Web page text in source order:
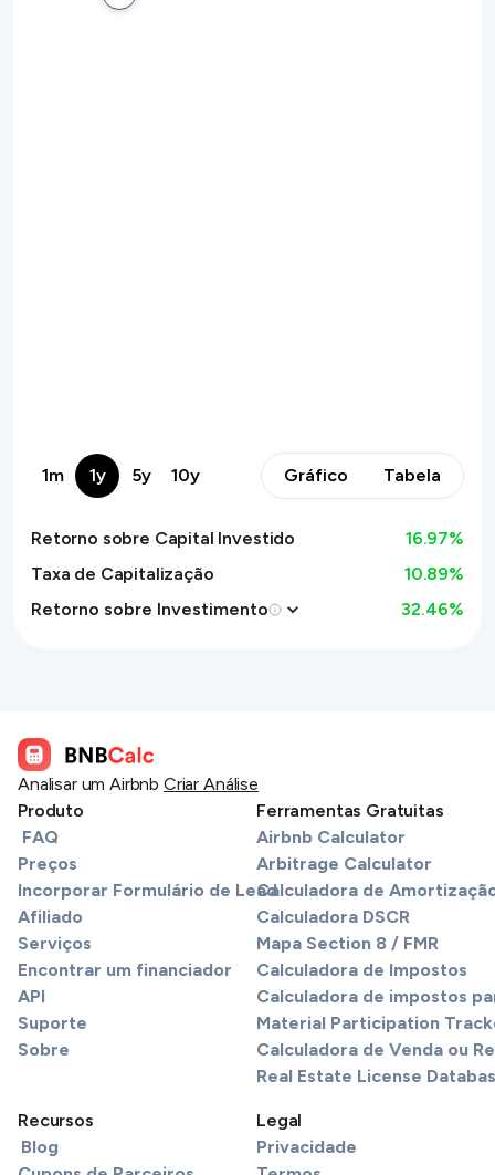
1m 1y 5y 10y Gráfico Tabela
Retorno sobre Capital Investido 16.97%
Taxa de Capitalização
10.89%
Retorno sobre Investimento
32.46%
Analisar um Airbnb Criar Análise
Produto
FAQ
Preços
Incorporar Formulário de Lead
Afiliado
Serviços
Encontrar um financiador
API
Suporte
Sobre
Ferramentas Gratuitas
Airbnb Calculator
Arbitrage Calculator
Calculadora de
Calculadora DSCR
Mapa Section 8 / FMR
Calculadora de Impostos
Calculadora de impostos
Material Participation
Calculadora de Venda ou
Real Estate License
Recursos
Blog
Legal
Privacidade